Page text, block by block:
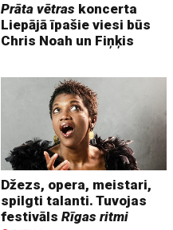
Prāta vētras koncerta
Liepājā īpašie viesi būs
Chris Noah un Fiņķis
Džezs, opera, meistari,
spilgti talanti. Tuvojas
festivālsRīgas ritmi